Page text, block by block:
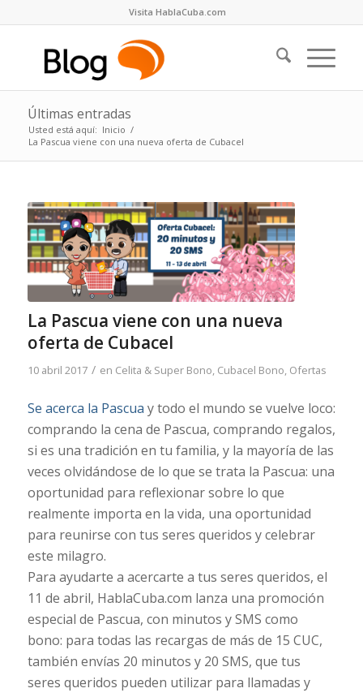
Visita HablaCuba.com
Últimas entradas
Usted está aquí: Inicio /
La Pascua viene con una nueva oferta de Cubacel
La Pascua viene con una nueva
oferta de Cubacel
10 abril 2017 / en Celita & Super Bono, Cubacel Bono, Ofertas
Se acerca la Pascua y todo el mundo se vuelve loco:
comprando la cena de Pascua, comprando regalos,
si es una tradición en tu familia, y la mayoría de las
veces olvidándose de lo que se trata la Pascua: una
oportunidad para reflexionar sobre lo que
realmente importa en la vida, una oportunidad
para reunirse con tus seres queridos y celebrar
este milagro.
Para ayudarte a acercarte a tus seres queridos, el
11 de abril, HablaCuba.com lanza una promoción
especial de Pascua, con minutos y SMS como
bono: para todas las recargas de más de 15 CUC,
también envías 20 minutos y 20 SMS, que tus
seres queridos pueden utilizar para llamadas y